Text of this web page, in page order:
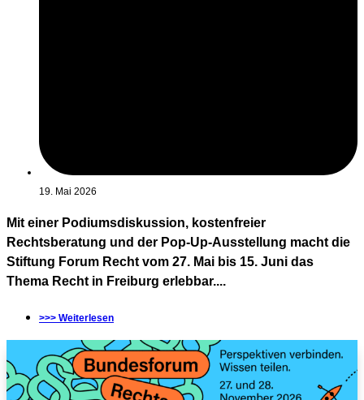
19. Mai 2026
Mit einer Podiumsdiskussion, kostenfreier
Rechtsberatung und der Pop-Up-Ausstellung macht die
Stiftung Forum Recht vom 27. Mai bis 15. Juni das
Thema Recht in Freiburg erlebbar....
>>> Weiterlesen